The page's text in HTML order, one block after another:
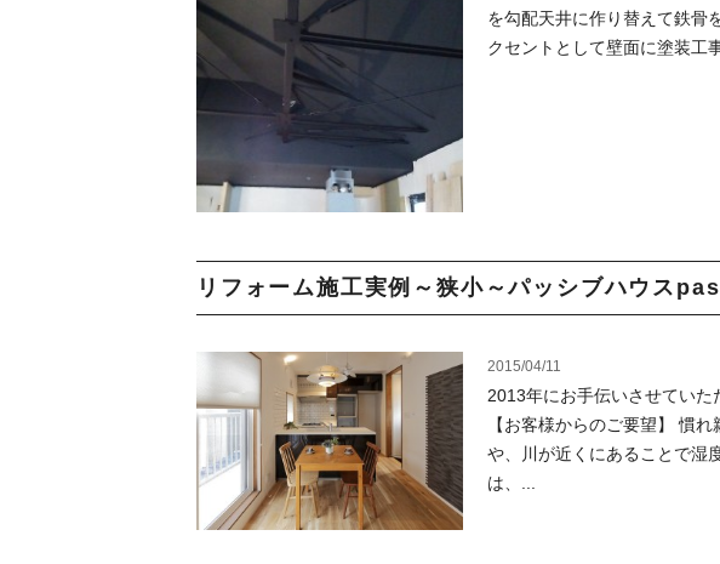
を勾配天井に作り替えて鉄
クセントとして壁面に塗装工
リフォーム施工実例～狭小～パッシブハウス
2015/04/11
2013年にお手伝いさせていた
【お客様からのご要望】 慣
や、川が近くにあることで湿
は、...